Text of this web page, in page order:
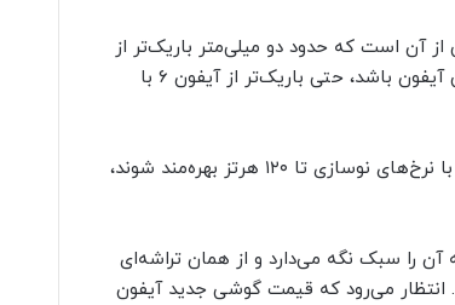
حاکی از آن است که حدود دو میلی‌متر باریک‌تر از
آیفون ۱۶ پرو خواهد بود. این موضوع باعث می‌شود ۱۷ ایر باریک‌ترین آیفون باشد، حتی باریک‌تر از آیفون ۶ با
انتظار می‌رود تمام مدل‌های آیفون ۱۷ از فناوری نمایش ProMotion با نرخ‌های نوسازی تا ۱۲۰ هرتز بهره‌مند شوند،
که آن را سبک نگه می‌دارد و از همان تراشه‌ای
خواهد شد. انتظار می‌رود که قیمت گوشی جدید آیفون